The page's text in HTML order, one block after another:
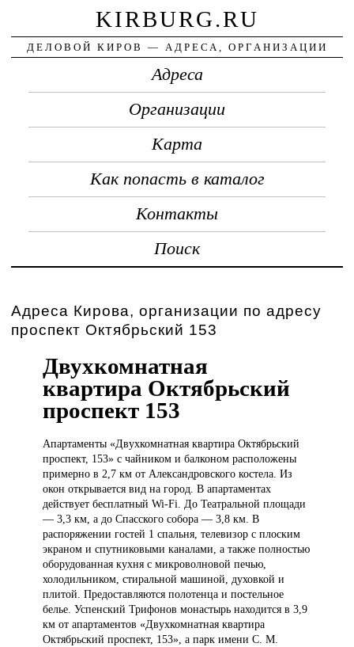
KIRBURG.RU
ДЕЛОВОЙ КИРОВ — АДРЕСА, ОРГАНИЗАЦИИ
Адреса
Организации
Карта
Как попасть в каталог
Контакты
Поиск
Адреса Кирова, организации по адресу
проспект Октябрьский 153
Двухкомнатная
квартира Октябрьский
проспект 153
Апартаменты «Двухкомнатнаяквартира Октябрьский
проспект, 153» с чайником и балконом расположены
примерно в 2,7 км от Александровского костела. Из
окон открывается вид на город. В апартаментах
действует бесплатный Wi-Fi. До Театральной площади
— 3,3 км, а до Спасского собора — 3,8 км. В
распоряжении гостей 1 спальня, телевизор с плоским
экраном и спутниковыми каналами, а также полностью
оборудованная кухня с микроволновой печью,
холодильником, стиральной машиной, духовкой и
плитой. Предоставляются полотенца и постельное
белье. Успенский Трифонов монастырь находится в 3,9
км от апартаментов «Двухкомнатная квартира
Октябрьский проспект, 153», а парк имени С. М.